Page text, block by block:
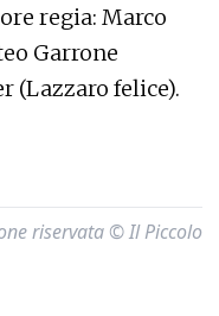
regia: Marco
Garrone
(Lazzaro felice).
riservata © Il Piccolo